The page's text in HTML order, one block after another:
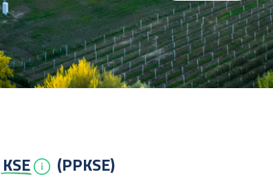
KSE (PPKSE)